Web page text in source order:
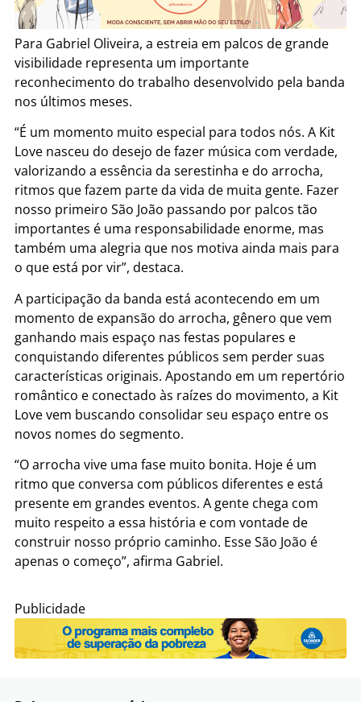
Para Gabriel Oliveira, a estreia em palcos de grande
visibilidade representa um importante
reconhecimento do trabalho desenvolvido pela banda
nos últimos meses.
“É um momento muito especial para todos nós. A Kit
Love nasceu do desejo de fazer música com verdade,
valorizando a essência da serestinha e do arrocha,
ritmos que fazem parte da vida de muita gente. Fazer
nosso primeiro São João passando por palcos tão
importantes é uma responsabilidade enorme, mas
também uma alegria que nos motiva ainda mais para
o que está por vir”, destaca.
A participação da banda está acontecendo em um
momento de expansão do arrocha, gênero que vem
ganhando mais espaço nas festas populares e
conquistando diferentes públicos sem perder suas
características originais. Apostando em um repertório
romântico e conectado às raízes do movimento, a Kit
Love vem buscando consolidar seu espaço entre os
novos nomes do segmento.
“O arrocha vive uma fase muito bonita. Hoje é um
ritmo que conversa com públicos diferentes e está
presente em grandes eventos. A gente chega com
muito respeito a essa história e com vontade de
construir nosso próprio caminho. Esse São João é
apenas o começo”, afirma Gabriel.
Publicidade